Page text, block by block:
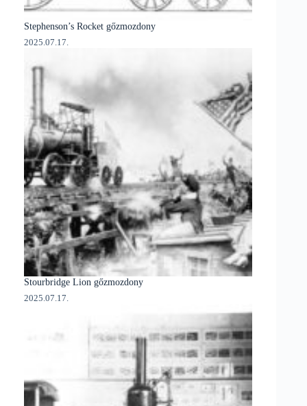
Stephenson’s Rocket gőzmozdony
2025.07.17.
Stourbridge Lion gőzmozdony
2025.07.17.